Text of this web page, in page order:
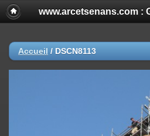
www.arcetsenans.com :
Accueil / DSCN8113